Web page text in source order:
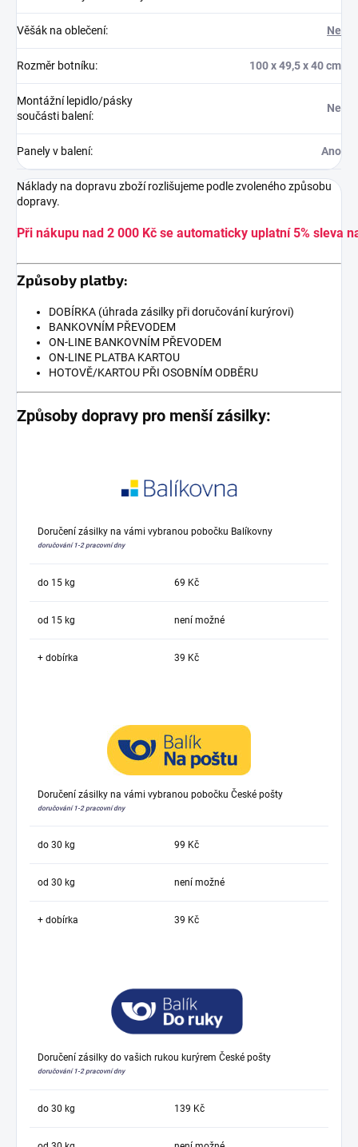
Věšák na oblečení: Ne
Rozměr botníku: 100 x 49,5 x 40 cm
Montážní lepidlo/pásky
součásti balení:
Ne
Panely v balení: Ano
Náklady na dopravu zboží rozlišujeme podle zvoleného způsobu
dopravy.
Při nákupu nad 2 000 Kč se automaticky uplatní 5% sleva
Způsoby platby:
DOBÍRKA (úhrada zásilky při doručování kurýrovi)
BANKOVNÍM PŘEVODEM
ON-LINE BANKOVNÍM PŘEVODEM
ON-LINE PLATBA KARTOU
HOTOVĚ/KARTOU PŘI OSOBNÍM ODBĚRU
Způsoby dopravy pro menší zásilky:
Doručení zásilky na vámi vybranou pobočku Balíkovny
doručování 1-2 pracovní dny
do 15 kg 69 Kč
od 15 kg není možné
+ dobírka 39 Kč
Doručení zásilky na vámi vybranou pobočku České pošty
doručování 1-2 pracovní dny
do 30 kg 99 Kč
od 30 kg není možné
+ dobírka 39 Kč
Doručení zásilky do vašich rukou kurýrem České pošty
doručování 1-2 pracovní dny
do 30 kg 139 Kč